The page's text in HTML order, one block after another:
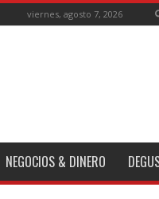
viernes, agosto 7, 2026
NEGOCIOS & DINERO